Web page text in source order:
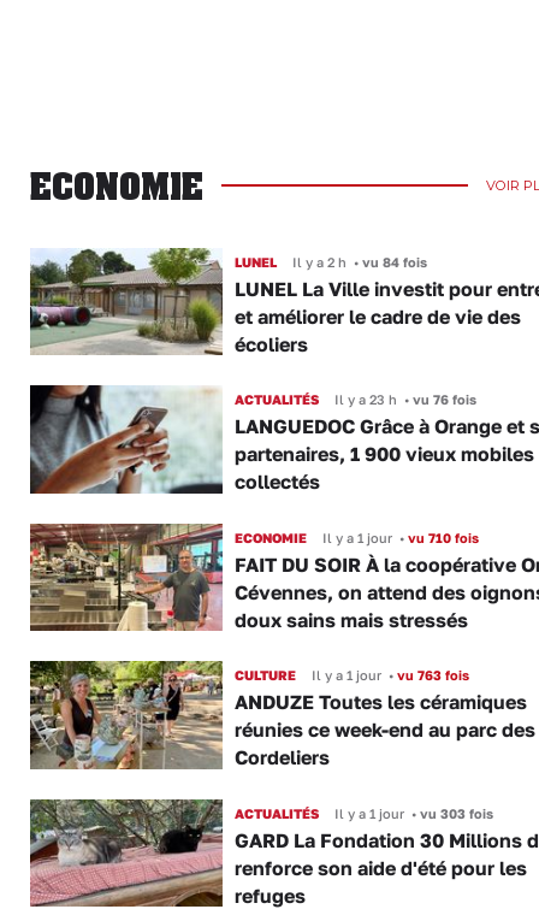
ECONOMIE VOIR
LUNEL Il y a 2 h •vu 84 fois
LUNEL La Ville investit pour
et améliorer le cadre de vie des
écoliers
ACTUALITÉS Il y a 23 h •vu 76 fois
LANGUEDOC Grâce à Orange et
partenaires, 1 900 vieux mobiles
collectés
ECONOMIE Il y a 1 jour •vu 710 fois
FAIT DU SOIR À la coopérative
Cévennes, on attend des
doux sains mais stressés
CULTURE Il y a 1 jour •vu 763 fois
ANDUZE Toutes les céramiques
réunies ce week-end au parc des
Cordeliers
ACTUALITÉS Il y a 1 jour •vu 303 fois
GARD La Fondation 30 Millions
renforce son aide d'été pour les
refuges